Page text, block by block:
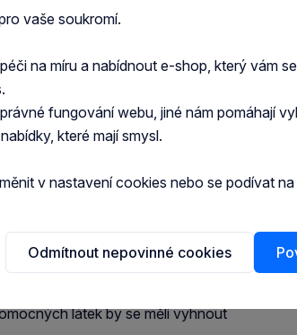
týdnu, je potřeba obojek
obojku. Za nepříznivých
klíšťaty nebo pakomáry.
symptomy nepominou.
zvířatům
látek by se měli vyhnout
vaše soukromí.
na míru a nabídnout e-shop, který vám
fungování webu, jiné nám pomáhají
které mají smysl.
v nastavení cookies nebo se podívat na
Odmítnout nepovinné cookies